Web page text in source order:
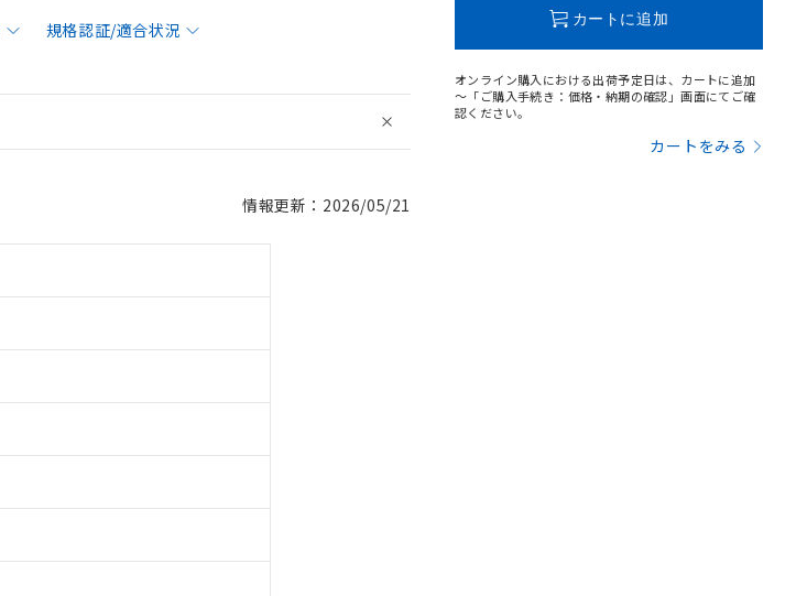
規格認証/適合状況
情報更新：2026/05/21
カートに追加
オンライン購入における出荷予定日は、カートに追加
～「ご購入手続き：価格・納期の確認」画面にてご確
認ください。
カートをみる